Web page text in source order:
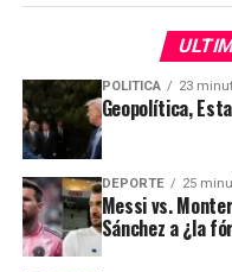
social que suscitó el
que se tradujo en la
concluyó con
El Mundial y
El arzobispo planteó
económicos y sociales
veces parece mirar para
energía en
no resuelven la vida de
En la misa por San
POLITICA 23
Geopolítica,
DEPORTE 25
Messi vs.
Sánchez a ¿la